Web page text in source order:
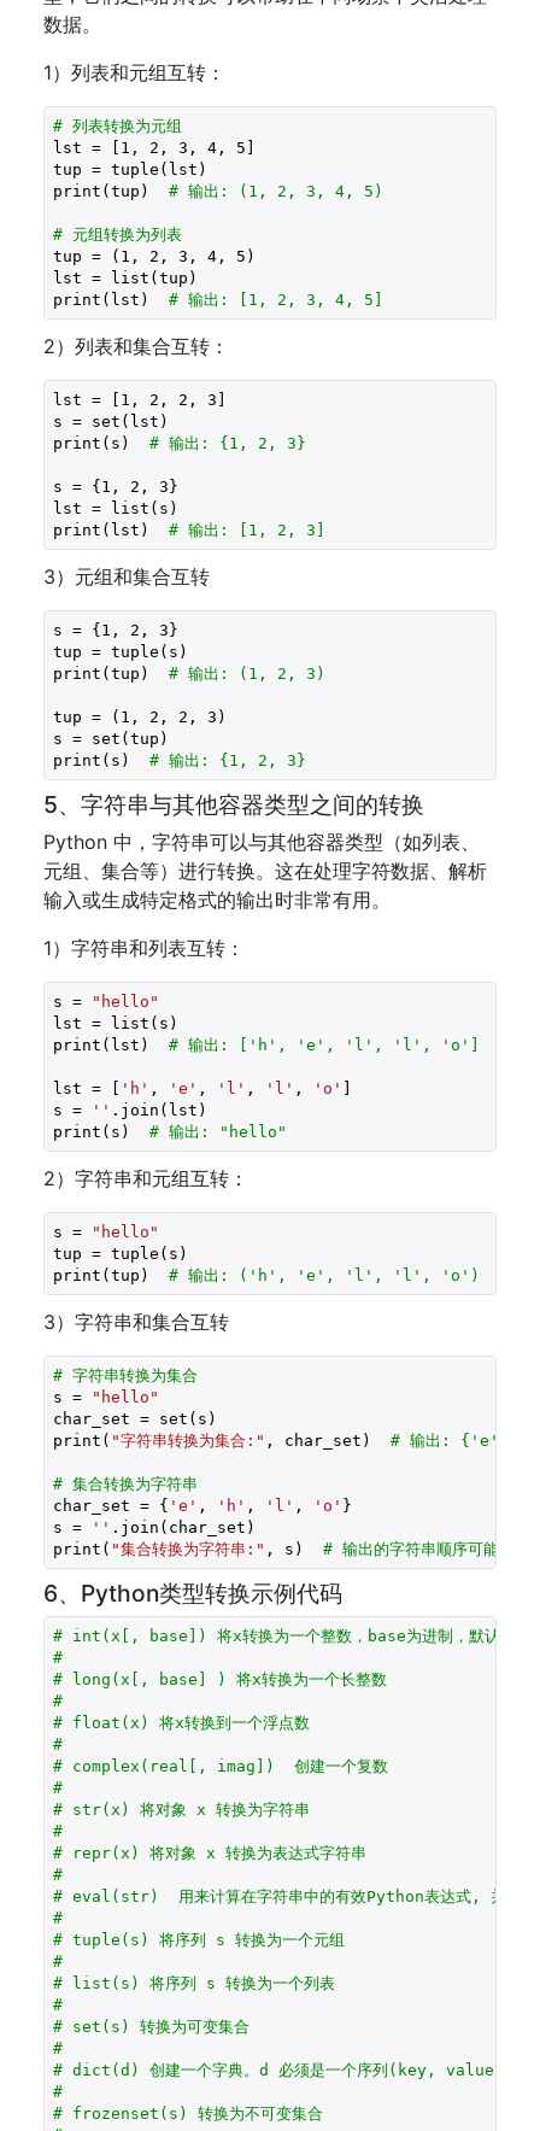
数据。
1）列表和元组互转：
# 列表转换为元组
lst = [ 1 , 2 , 3 , 4, 5 ]
tup = tuple(lst)
print(tup) # 输出: (1, 2, 3, 4, 5)
# 元组转换为列表
tup = ( 1 , 2 , 3 , 4, 5 )
lst = list(tup)
print(lst) # 输出: [1, 2, 3, 4, 5]
2）列表和集合互转：
lst = [ 1 , 2 , 2 , 3 ]
s = set(lst)
print(s) # 输出: {1, 2, 3}
s = {1 , 2 , 3}
lst = list(s)
print(lst) # 输出: [1, 2, 3]
3）元组和集合互转
s = {1 , 2 , 3}
tup = tuple(s)
print(tup) # 输出: (1, 2, 3)
tup = ( 1 , 2 , 2 , 3 )
s = set(tup)
print(s) # 输出: {1, 2, 3}
5、字符串与其他容器类型之间的转换
Python 中，字符串可以与其他容器类型（如列表、
元组、集合等）进行转换。这在处理字符数据、解析
输入或生成特定格式的输出时非常有用。
1）字符串和列表互转：
s =
"hello"
lst = list(s)
print(lst) # 输出: ['h', 'e', 'l', 'l', 'o']
lst = [ 'h' , 'e' , 'l' , 'l' , 'o' ]
s =
'' .join(lst)
print(s) # 输出: "hello"
2）字符串和元组互转：
s =
"hello"
tup = tuple(s)
print(tup) # 输出: ('h', 'e', 'l', 'l', 'o')
3）字符串和集合互转
# 字符串转换为集合
s =
"hello"
char_set = set(s)
print( "字符串转换为集合:" , char_set) # 输出: {'e',
# 集合转换为字符串
char_set = { 'e' , 'h' , 'l' , 'o' }
s =
'' .join(char_set)
print( "集合转换为字符串:" , s) # 输出的字符串顺序可能是
6、Python类型转换示例代码
# int(x[, base]) 将x转换为一个整数，base为进制，默认十进
#
# long(x[, base] ) 将x转换为一个长整数
#
# float(x) 将x转换到一个浮点数
#
# complex(real[, imag])  创建一个复数
#
# str(x) 将对象 x 转换为字符串
#
# repr(x) 将对象 x 转换为表达式字符串
#
# eval(str)  用来计算在字符串中的有效Python表达式, 并返回
#
# tuple(s) 将序列 s 转换为一个元组
#
# list(s) 将序列 s 转换为一个列表
#
# set(s) 转换为可变集合
#
# dict(d) 创建一个字典。d 必须是一个序列(key, value) 元
#
# frozenset(s) 转换为不可变集合